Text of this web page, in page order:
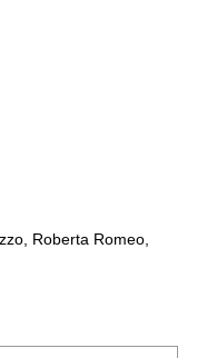
Roberta Romeo,